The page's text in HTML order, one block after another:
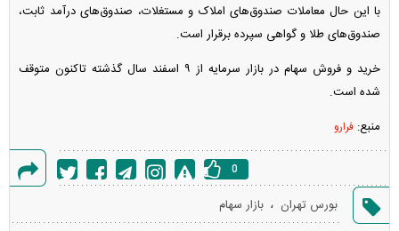
با این حال معاملات صندوق‌های املاک و مستغلات، صندوق‌های درآمد ثابت،
صندوق‌های طلا و گواهی سپرده برقرار است.
خرید و فروش سهام در بازار سرمایه از ۹ اسفند سال گذشته تاکنون متوقف
شده است.
منبع: فرارو
خطا
0
بورس تهران ، بازار سهام